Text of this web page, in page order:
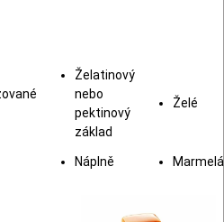
Želatinový
nebo
pektinový
základ
Želé
Náplně